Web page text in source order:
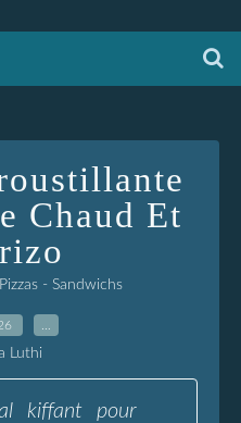
Chaud Et
- Sandwichs
Luthi
kiffant pour